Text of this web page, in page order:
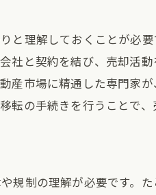
かりサポート
了までの流れ
による丁寧な対応
たカスタマイズプラン
却を有明ハウジングが安
と理解しておくことが必
と契約を結び、売却活
産市場に精通した専門家
の手続きを行うことで、
規制の理解が必要です。